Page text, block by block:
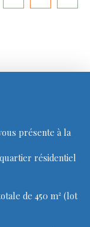
présente à la
résidentiel
de 450 m² (lot